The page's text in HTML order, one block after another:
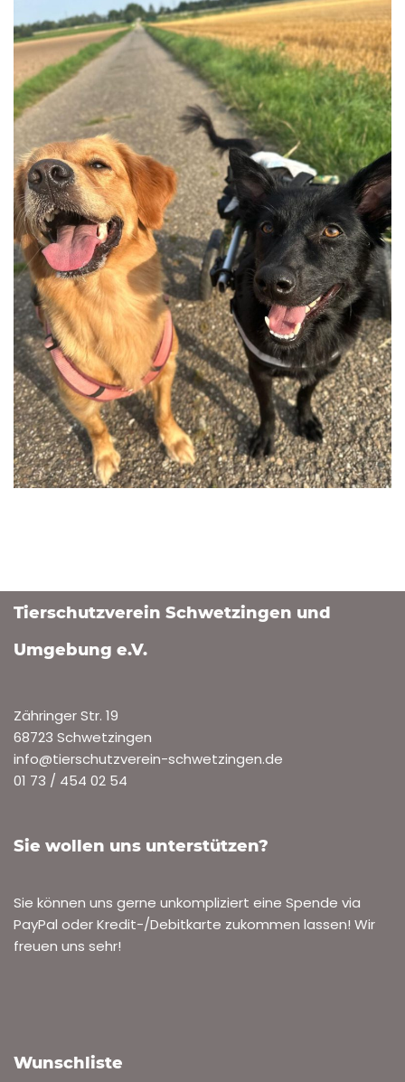
Tierschutzverein Schwetzingen und
Umgebung e.V.
Zähringer Str. 19
68723 Schwetzingen
info@tierschutzverein-schwetzingen.de
01 73 / 454 02 54
Sie wollen uns unterstützen?
Sie können uns gerne unkompliziert eine Spende via
PayPal oder Kredit-/Debitkarte zukommen lassen! Wir
freuen uns sehr!
Wunschliste